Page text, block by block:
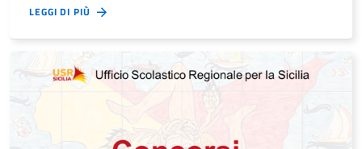
LEGGI DI PIÙ